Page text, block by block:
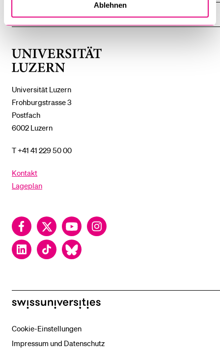
Ablehnen
Universität Luzern
Frohburgstrasse 3
Postfach
6002 Luzern
T +41 41 229 50 00
Kontakt
Lageplan
FacebookTwitter YouTubeInstagram
LinkedInTikTok Bluesky
UNTERMENÜ
EINFACH FINDEN
ZEIGE
DAS
swissuniversities
Cookie-Einstellungen
Impressum und Datenschutz